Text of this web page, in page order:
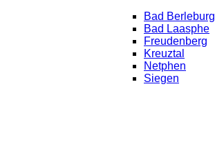
Bad Berleburg
Bad Laasphe
Freudenberg
Kreuztal
Netphen
Siegen